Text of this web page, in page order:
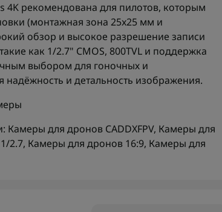
рекомендована для пилотов, которым
(монтажная зона 25x25 мм и
обзор и высокое разрешение записи
как 1/2.7" CMOS, 800TVL и поддержка
выбором для гоночных и
надёжность и детальность изображения.
Камеры для дронов CADDXFPV, Камеры для
2.7, Камеры для дронов 16:9, Камеры для